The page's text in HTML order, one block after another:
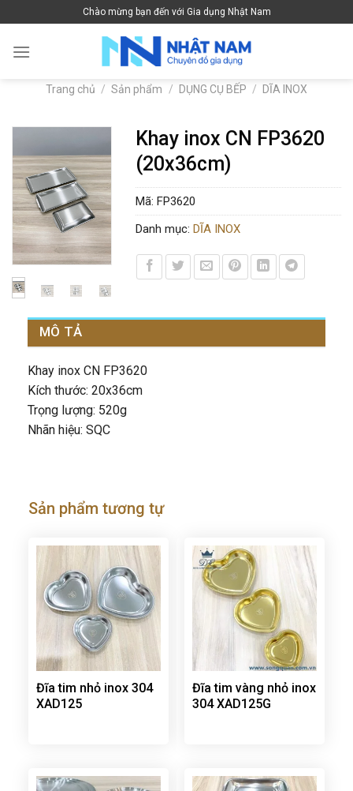
to
content
Chào mừng bạn đến với Gia dụng Nhật Nam
Trang chủ / Sản phẩm / DỤNG CỤ BẾP / DĨA INOX
Khay inox CN FP3620
(20x36cm)
Mã: FP3620
Danh mục: DĨA INOX
MÔ TẢ
Khay inox CN FP3620
Kích thước: 20x36cm
Trọng lượng: 520g
Nhãn hiệu: SQC
Sản phẩm tương tự
Đĩa tim nhỏ inox 304
XAD125
Đĩa tim vàng nhỏ inox
304 XAD125G